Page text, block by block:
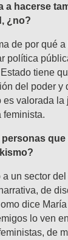
a hacerse
¿no?
de por qué
política
tiene
del poder y
valorada la
feminista.
un sector
de
dice María
lo ven
de